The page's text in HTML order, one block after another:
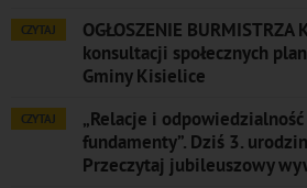
CZYTAJ
OGŁOSZENIE
konsultacji społecznych
Gminy Kisielice
CZYTAJ
„Relacje i
fundamenty”. Dziś 3.
Przeczytaj jubileuszowy